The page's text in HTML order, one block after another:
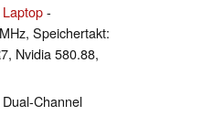
-
Speichertakt:
Nvidia 580.88,
Channel